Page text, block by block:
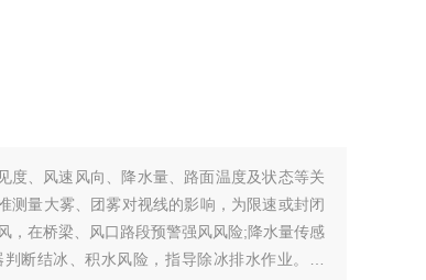
度、风速风向、降水量、路面温度及状态等关
测量大雾、团雾对视线的影响，为限速或封闭
，在桥梁、风口路段预警强风风险;降水量传感
断结冰、积水风险，指导除冰排水作业。例